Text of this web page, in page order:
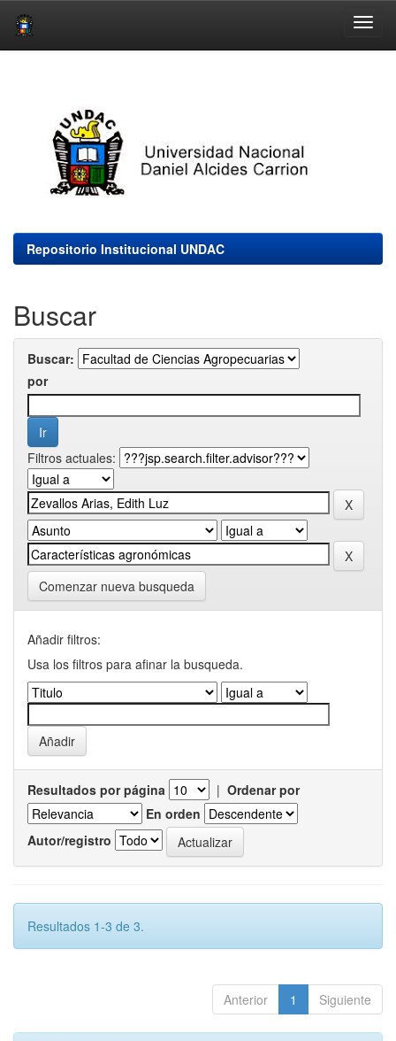
Repositorio Institucional UNDAC
Buscar
Buscar:
por
Filtros actuales:
Comenzar nueva busqueda
Añadir filtros:
Usa los filtros para afinar la busqueda.
Resultados por página | Ordenar por
En orden
Autor/registro
Resultados 1-3 de 3.
Anterior 1 Siguiente